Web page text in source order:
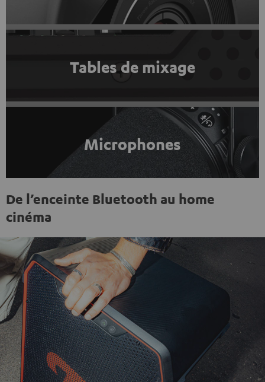
Tables de mixage
Microphones
De l’enceinte Bluetooth au home
cinéma